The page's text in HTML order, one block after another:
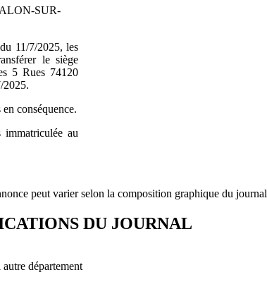
SUR-
11/7/2025, les
le siège
5 Rues 74120
2025.
conséquence.
immatriculée au
peut varier selon la composition graphique du journal
DU JOURNAL
département